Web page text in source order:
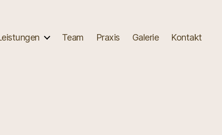
Team Praxis Galerie Kontakt